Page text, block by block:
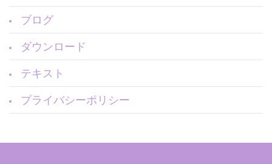
ブログ
ダウンロード
テキスト
プライバシーポリシー